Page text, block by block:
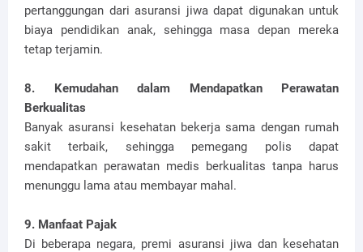
pertanggungan dari asuransi jiwa dapat digunakan untuk
biaya pendidikan anak, sehingga masa depan mereka
tetap terjamin.
8. Kemudahan dalam Mendapatkan Perawatan
Berkualitas
Banyak asuransi kesehatan bekerja sama dengan rumah
sakit terbaik, sehingga pemegang polis dapat
mendapatkan perawatan medis berkualitas tanpa harus
menunggu lama atau membayar mahal.
9. Manfaat Pajak
Di beberapa negara, premi asuransi jiwa dan kesehatan